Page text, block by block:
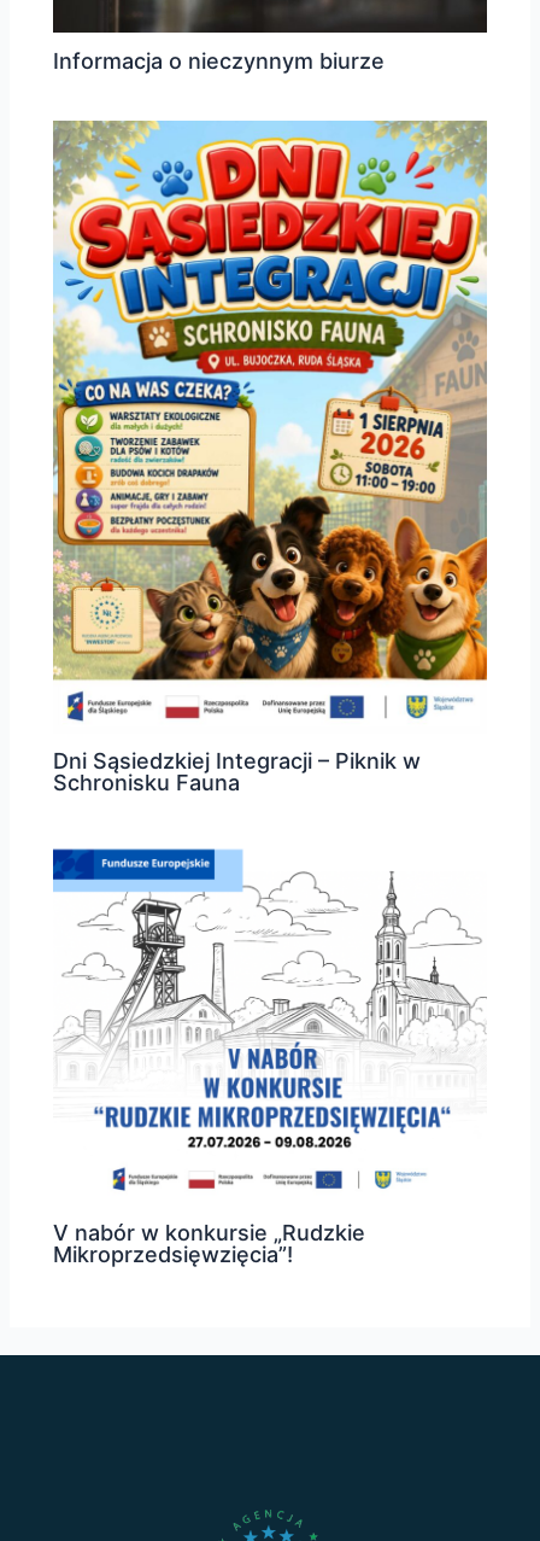
Informacja o nieczynnym biurze
Dni Sąsiedzkiej Integracji – Piknik w
Schronisku Fauna
V nabór w konkursie „Rudzkie
Mikroprzedsięwzięcia”!